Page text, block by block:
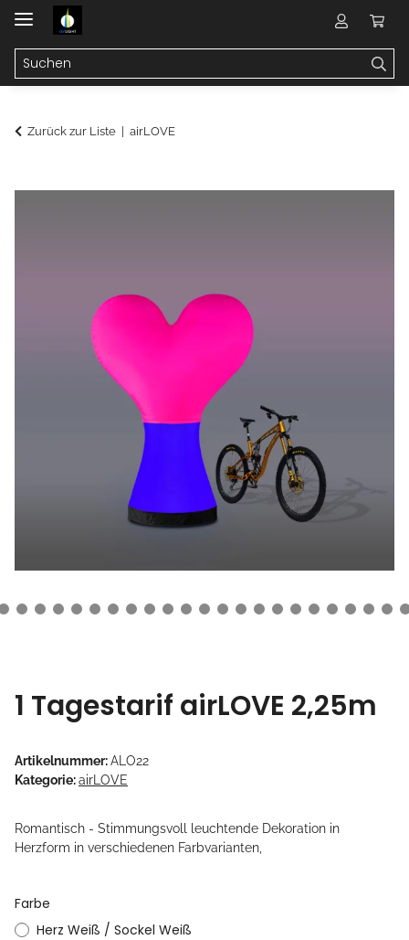
Zurück zur Liste airLOVE
1 Tagestarif airLOVE 2,25m
Artikelnummer:ALO22
Kategorie:airLOVE
Romantisch - Stimmungsvoll leuchtende Dekoration in
Herzform in verschiedenen Farbvarianten,
Farbe
Herz Weiß / Sockel Weiß